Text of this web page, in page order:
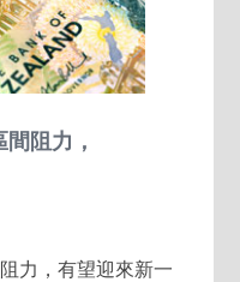
阻力，
力，有望迎來新一